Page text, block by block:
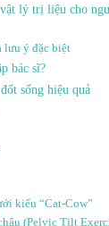
lý trị liệu cho
lưu ý đặc biệt
bác sĩ?
sống hiệu quả
kiểu “Cat-Cow”
(Pelvic Tilt